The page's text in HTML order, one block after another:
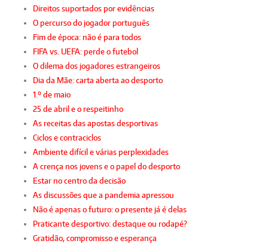
Direitos suportados por evidências
O percurso do jogador português
Fim de época: não é para todos
FIFA vs. UEFA: perde o futebol
O dilema dos jogadores estrangeiros
Dia da Mãe: carta aberta ao desporto
1.º de maio
25 de abril e o respeitinho
As receitas das apostas desportivas
Ciclos e contraciclos
Ambiente difícil e várias perplexidades
A crença nos jovens e o papel do desporto
Estar no centro da decisão
As discussões que a pandemia apressou
Não é apenas o futuro: o presente já é delas
Praticante desportivo: destaque ou rodapé?
Gratidão, compromisso e esperança